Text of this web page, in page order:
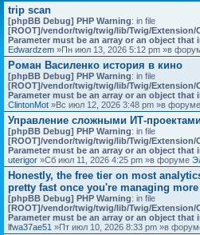
trip scan
[phpBB Debug] PHP Warning: in file
[ROOT]/vendor/twig/twig/lib/Twig/Extension/
Parameter must be an array or an object that
Edwardzem »Пн июл 13, 2026 5:12 pm »в
Роман Василенко история в кино
[phpBB Debug] PHP Warning: in file
[ROOT]/vendor/twig/twig/lib/Twig/Extension/
Parameter must be an array or an object that
ClintonMot »Вс июл 12, 2026 3:48 pm »в форуме
Управление сложными ИТ-проектами
[phpBB Debug] PHP Warning: in file
[ROOT]/vendor/twig/twig/lib/Twig/Extension/
Parameter must be an array or an object that
uterigor »Сб июл 11, 2026 4:25 pm »в форуме
Honestly, the free tier on most
pretty fast once you're managing
[phpBB Debug] PHP Warning: in file
[ROOT]/vendor/twig/twig/lib/Twig/Extension/
Parameter must be an array or an object that
lfwa37ae51 »Пт июл 10, 2026 8:33 pm »в